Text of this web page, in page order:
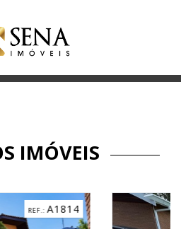
IMÓVEIS